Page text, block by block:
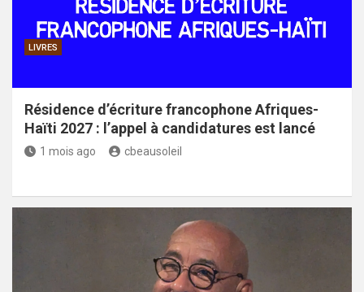
LIVRES
Résidence d’écriture francophone Afriques-
Haïti 2027 : l’appel à candidatures est lancé
1 mois ago cbeausoleil